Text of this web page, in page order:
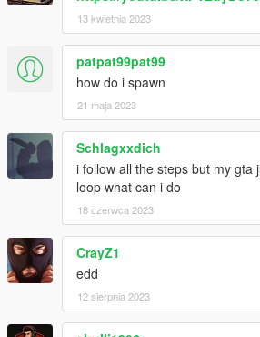
13 kwietnia 2023
patpat99pat99
how do i spawn
21 maja 2023
Schlagxxdich
i follow all the steps but my gta
loop what can i do
18 czerwca 2023
CrayZ1
edd
12 sierpnia 2023